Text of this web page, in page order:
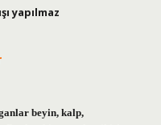
yapılmaz
beyin, kalp,